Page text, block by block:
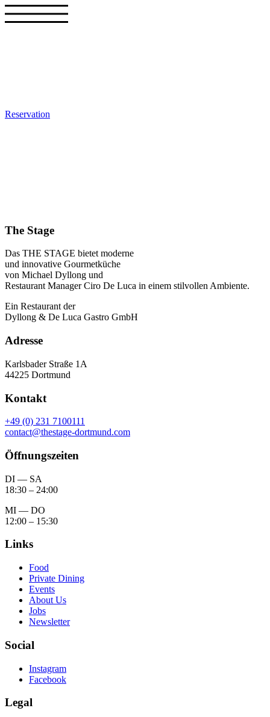
Zum
Inhalt
Reservation
The Stage
Das THE STAGE bietet moderne
und innovative Gourmetküche
von Michael Dyllong und
Restaurant Manager Ciro De Luca in einem stilvollen Ambiente.
Ein Restaurant der
Dyllong & De Luca Gastro GmbH
Adresse
Karlsbader Straße 1A
44225 Dortmund
Kontakt
+49 (0) 231 7100111
contact@thestage-dortmund.com
Öffnungszeiten
DI — SA
18:30 – 24:00
MI — DO
12:00 – 15:30
Links
Food
Private Dining
Events
About Us
Jobs
Newsletter
Social
Instagram
Facebook
Legal